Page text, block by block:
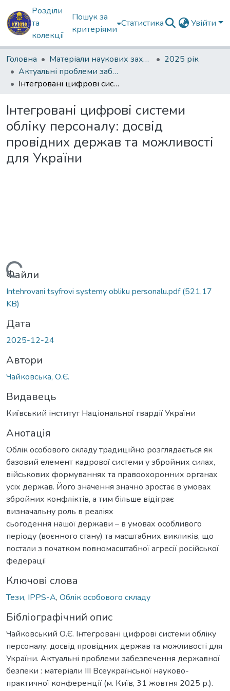
Розділи
та
колекції
Пошук за
критеріями
Статистика Увійти
Головна Матеріали наукових заходів
2025 рік
Актуальні проблеми забезпечення державної безпеки
Інтегровані цифрові системи обліку персоналу: досвід провідних держав та можливості для України
Інтегровані цифрові системи
обліку персоналу: досвід
провідних держав та можливості
для України
Вантажиться...
Файли
Intehrovani tsyfrovi systemy obliku personalu.pdf(521,17
KB)
Дата
2025-12-24
Автори
Чайковська, О.Є.
Видавець
Київський інститут Національної гвардії України
Анотація
Облік особового складу традиційно розглядається як
базовий елемент кадрової системи у збройних силах,
військових формуваннях та правоохоронних органах
усіх держав. Його значення значно зростає в умовах
збройних конфліктів, а тим більше відіграє
визначальну роль в реаліях
сьогодення нашої держави – в умовах особливого
періоду (воєнного стану) та масштабних викликів, що
постали з початком повномасштабної агресії російської
федерації
Ключові слова
Тези, IPPS-A, Облік особового складу
Бібліографічний опис
Чайковський О.Є. Інтегровані цифрові системи обліку
персоналу: досвід провідних держав та можливості для
України. Актуальні проблеми забезпечення державної
безпеки : матеріали ІІІ Всеукраїнської науково-
практичної конференції (м. Київ, 31 жовтня 2025 р.).